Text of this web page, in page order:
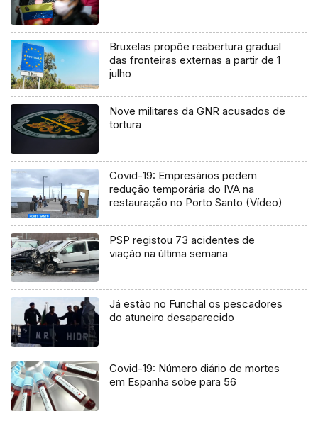
Bruxelas propõe reabertura gradual
das fronteiras externas a partir de 1
julho
Nove militares da GNR acusados de
tortura
Covid-19: Empresários pedem
redução temporária do IVA na
restauração no Porto Santo (Vídeo)
PSP registou 73 acidentes de
viação na última semana
Já estão no Funchal os pescadores
do atuneiro desaparecido
Covid-19: Número diário de mortes
em Espanha sobe para 56